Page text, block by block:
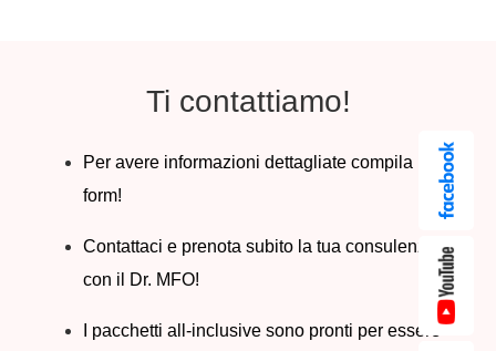
Ti contattiamo!
Per avere informazioni dettagliate compila il
form!
Contattaci e prenota subito la tua consulenza
con il Dr. MFO!
I pacchetti all-inclusive sono pronti per essere